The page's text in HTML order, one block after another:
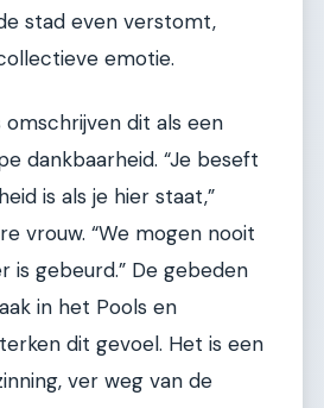
stad even verstomt,
emotie.
dit als een
dankbaarheid. “Je beseft
is als je hier staat,”
vrouw. “We mogen nooit
is gebeurd.” De gebeden
in het Pools en
dit gevoel. Het is een
ver weg van de